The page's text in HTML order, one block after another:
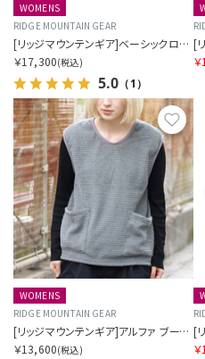
WOMENS
RIDGE MOUNTAIN GEAR
[リッジマウンテンギア]ベーシックロングスリーブシャツ（ウィメンズ）
￥17,300(税込)
5.0 （1）
お
WOMENS
RIDGE MOUNTAIN GEAR
[リッジマウンテンギア]アルファ ブースター ベスト（ウィメンズ）
￥13,600(税込)